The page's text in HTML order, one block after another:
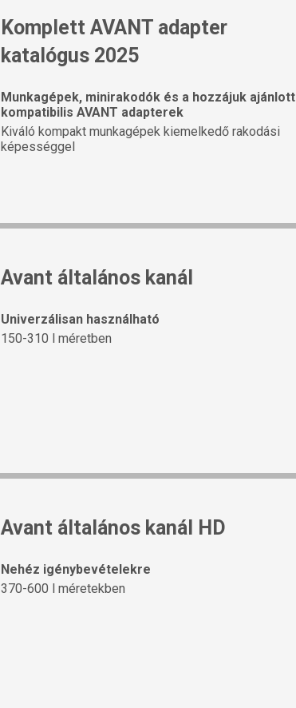
Komplett AVANT adapter
katalógus 2025
Munkagépek, minirakodók és a hozzájuk ajánlott
kompatibilis AVANT adapterek
Kiváló kompakt munkagépek kiemelkedő rakodási
képességgel
Avant általános kanál
Univerzálisan használható
150-310 l méretben
Avant általános kanál HD
Nehéz igénybevételekre
370-600 l méretekben